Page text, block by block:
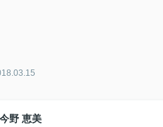
今野 恵美